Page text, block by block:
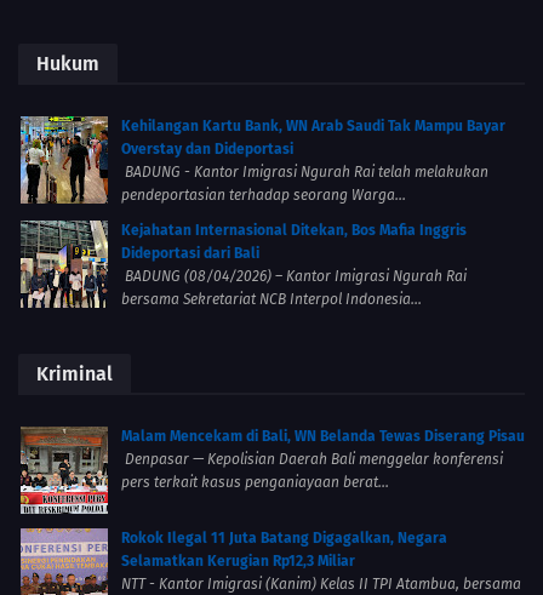
Hukum
Kehilangan Kartu Bank, WN Arab Saudi Tak Mampu Bayar
Overstay dan Dideportasi
BADUNG - Kantor Imigrasi Ngurah Rai telah melakukan
pendeportasian terhadap seorang Warga...
Kejahatan Internasional Ditekan, Bos Mafia Inggris
Dideportasi dari Bali
BADUNG (08/04/2026) – Kantor Imigrasi Ngurah Rai
bersama Sekretariat NCB Interpol Indonesia...
Kriminal
Malam Mencekam di Bali, WN Belanda Tewas Diserang Pisau
Denpasar — Kepolisian Daerah Bali menggelar konferensi
pers terkait kasus penganiayaan berat...
Rokok Ilegal 11 Juta Batang Digagalkan, Negara
Selamatkan Kerugian Rp12,3 Miliar
NTT - Kantor Imigrasi (Kanim) Kelas II TPI Atambua, bersama